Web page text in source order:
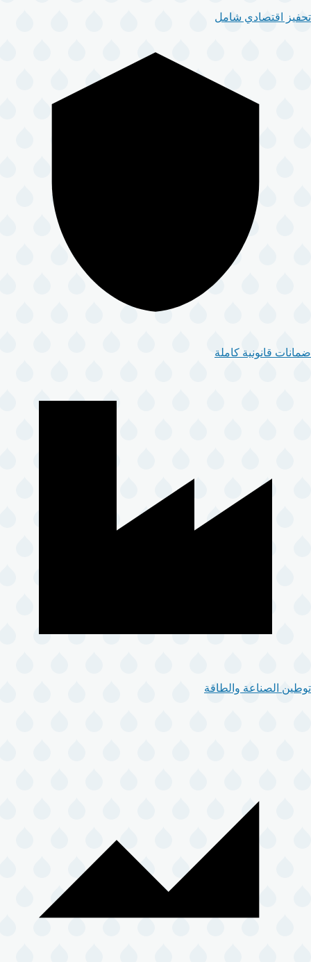
تحفيز اقتصادي شامل
ضمانات قانونية كاملة
توطين الصناعة والطاقة